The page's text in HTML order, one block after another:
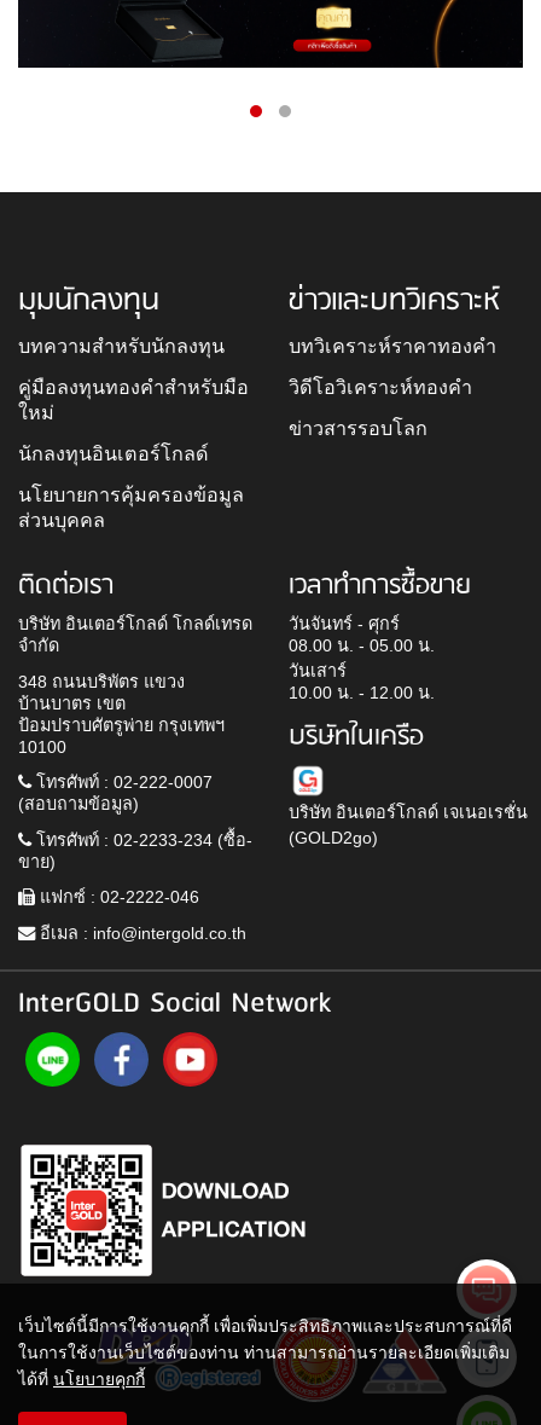
มุมนักลงทุน
บทความสำหรับนักลงทุน
คู่มือลงทุนทองคำสำหรับมือ
ใหม่
นักลงทุนอินเตอร์โกลด์
นโยบายการคุ้มครองข้อมูล
ส่วนบุคคล
ข่าวและบทวิเคราะห์
บทวิเคราะห์ราคาทองคำ
วิดีโอวิเคราะห์ทองคำ
ข่าวสารรอบโลก
ติดต่อเรา
บริษัท อินเตอร์โกลด์ โกลด์เทรด
จำกัด
348 ถนนบริพัตร แขวง
บ้านบาตร เขต
ป้อมปราบศัตรูพ่าย กรุงเทพฯ
10100
โทรศัพท์ : 02-222-0007
(สอบถามข้อมูล)
โทรศัพท์ : 02-2233-234 (ซื้อ-
ขาย)
แฟกซ์ : 02-2222-046
อีเมล : info@intergold.co.th
เวลาทำการซื้อขาย
วันจันทร์ - ศุกร์
08.00 น. - 05.00 น.
วันเสาร์
10.00 น. - 12.00 น.
บริษัทในเครือ
บริษัท อินเตอร์โกลด์ เจเนอเรชั่น
(GOLD2go)
InterGOLD Social Network
เว็บไซต์นี้มีการใช้งานคุกกี้ เพื่อเพิ่มประสิทธิภาพและประสบการณ์ที่ดี
ในการใช้งานเว็บไซต์ของท่าน ท่านสามารถอ่านรายละเอียดเพิ่มเติม
ได้ที่ นโยบายคุกกี้